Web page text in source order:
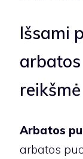
Išsami
reikšmė
Arbatos
arbatos